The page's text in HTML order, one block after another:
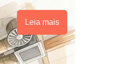
Leia mais